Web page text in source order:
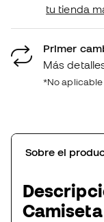
tu tienda
Primer
Más
*No
Sobre el